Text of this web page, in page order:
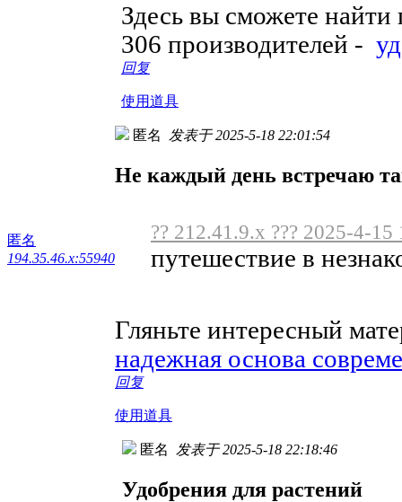
Здесь вы сможете
306 производителей -
回复
使用道具
匿名
194.35.46.x:55940
匿名 发表于 2025-5-18 22:01:54
Не каждый день встречаю
?? 212.41.9.x ??? 2025-4-15
путешествие в
Гляньте интересный
надежная основа
回复
使用道具
匿名 发表于 2025-5-18 22:18:46
Удобрения для растений